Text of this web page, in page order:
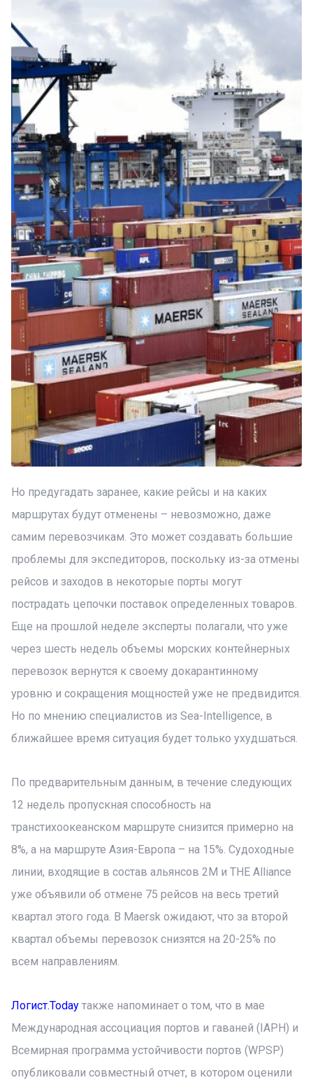
Но предугадать заранее, какие рейсы и на каких
маршрутах будут отменены – невозможно, даже
самим перевозчикам. Это может создавать большие
проблемы для экспедиторов, поскольку из-за отмены
рейсов и заходов в некоторые порты могут
пострадать цепочки поставок определенных товаров.
Еще на прошлой неделе эксперты полагали, что уже
через шесть недель объемы морских контейнерных
перевозок вернутся к своему докарантинному
уровню и сокращения мощностей уже не предвидится.
Но по мнению специалистов из Sea-Intelligence, в
ближайшее время ситуация будет только ухудшаться.
По предварительным данным, в течение следующих
12 недель пропускная способность на
транстихоокеанском маршруте снизится примерно на
8%, а на маршруте Азия-Европа – на 15%. Судоходные
линии, входящие в состав альянсов 2M и THE Alliance
уже объявили об отмене 75 рейсов на весь третий
квартал этого года. В Maersk ожидают, что за второй
квартал объемы перевозок снизятся на 20-25% по
всем направлениям.
Логист.Today также напоминает о том, что в мае
Международная ассоциация портов и гаваней (IAPH) и
Всемирная программа устойчивости портов (WPSP)
опубликовали совместный отчет, в котором оценили